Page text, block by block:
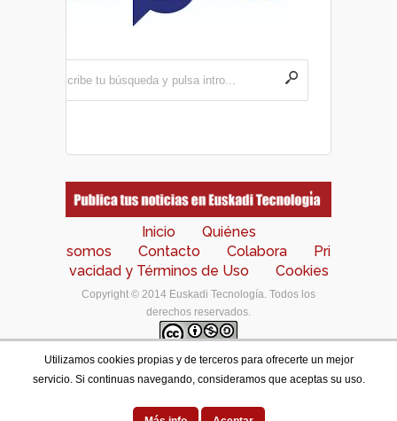
Inicio
Quiénes
somos
Contacto Colabora
Pri
vacidad y Términos de Uso
Cookies
Copyright © 2014 Euskadi Tecnología. Todos los
derechos reservados.
Los contenidos de este portal están bajo unalicencia
de Creative Commons Reconocimiento-NoComercial-
Designed by
Utilizamos cookies propias y de terceros para ofrecerte un mejor
servicio. Si continuas navegando, consideramos que aceptas su uso.